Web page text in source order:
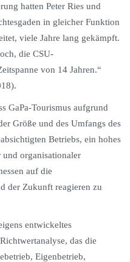
hatten Peter Ries und
in gleicher Funktion
viele Jahre lang gekämpft.
die CSU-
von 14 Jahren.“
GaPa-Tourismus aufgrund
Größe und des Umfangs des
Betriebs, ein hohes
organisationaler
auf die
der Zukunft reagieren zu
entwickeltes
das die
Eigenbetrieb,